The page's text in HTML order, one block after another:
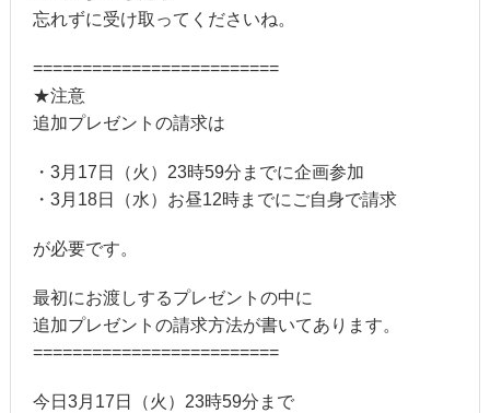
忘れずに受け取ってくださいね。
=========================
★注意
追加プレゼントの請求は
・3月17日（火）23時59分までに企画参加
・3月18日（水）お昼12時までにご自身で請求
が必要です。
最初にお渡しするプレゼントの中に
追加プレゼントの請求方法が書いてあります。
=========================
今日3月17日（火）23時59分まで